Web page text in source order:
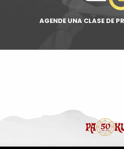
AGENDE UNA CLASE DE